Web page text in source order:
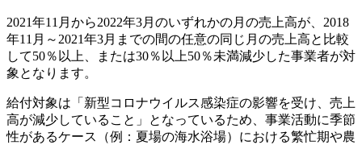
2021年11月から2022年3月のいずれかの月の売上高が、2018
年11月～2021年3月までの間の任意の同じ月の売上高と比較
して50％以上、または30％以上50％未満減少した事業者が対
象となります。
給付対象は「新型コロナウイルス感染症の影響を受け、売上
高が減少していること」となっているため、事業活動に季節
性があるケース（例：夏場の海水浴場）における繁忙期や農